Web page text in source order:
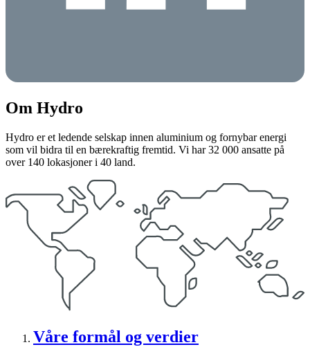
Om Hydro
Hydro er et ledende selskap innen aluminium og fornybar energi
som vil bidra til en bærekraftig fremtid. Vi har 32 000 ansatte på
over 140 lokasjoner i 40 land.
Våre formål og verdier